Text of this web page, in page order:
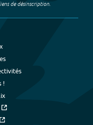
de désinscription.
!